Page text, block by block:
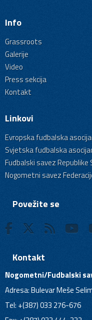
Info
Grassroots
Galerije
Video
Press sekcija
Kontakt
Linkovi
Evropska fudbalska
Svjetska fudbalska
Fudbalski savez Republike
Nogometni savez
Povežite se
Kontakt
Nogometni/Fudbalski
Adresa: Bulevar Meše
Tel: +(387) 033 276-676